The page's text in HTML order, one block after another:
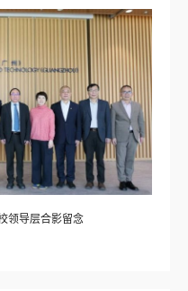
领导层合影留念